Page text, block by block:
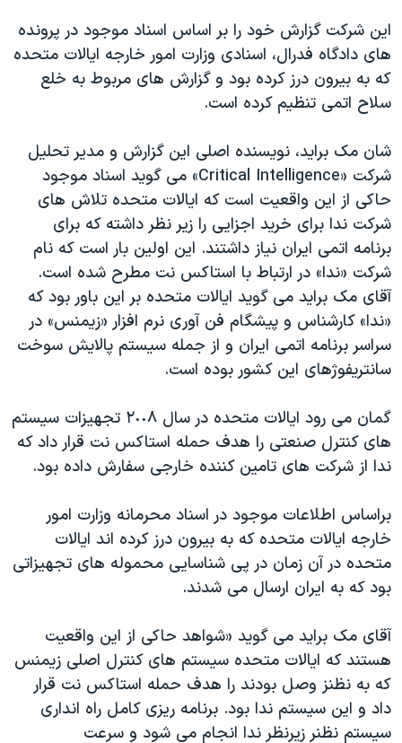
این شرکت گزارش خود را بر اساس اسناد موجود در پرونده
های دادگاه فدرال، اسنادی وزارت امور خارجه ایالات متحده
که به بیرون درز کرده بود و گزارش های مربوط به خلع
سلاح اتمی تنظیم کرده است.
شان مک براید، نویسنده اصلی این گزارش و مدیر تحلیل
شرکت «Critical Intelligence» می گوید اسناد موجود
حاکی از این واقعیت است که ایالات متحده تلاش های
شرکت ندا برای خرید اجزایی را زیر نظر داشته که برای
برنامه اتمی ایران نیاز داشتند. این اولین بار است که نام
شرکت «ندا» در ارتباط با استاکس نت مطرح شده است.
آقای مک براید می گوید ایالات متحده بر این باور بود که
«ندا» کارشناس و پیشگام فن آوری نرم افزار «زیمنس» در
سراسر برنامه اتمی ایران و از جمله سیستم پالایش سوخت
سانتریفوژهای این کشور بوده است.
گمان می رود ایالات متحده در سال ٢٠٠٨ تجهیزات سیستم
های کنترل صنعتی را هدف حمله استاکس نت قرار داد که
ندا از شرکت های تامین کننده خارجی سفارش داده بود.
براساس اطلاعات موجود در اسناد محرمانه وزارت امور
خارجه ایالات متحده که به بیرون درز کرده اند ایالات
متحده در آن زمان در پی شناسایی محموله های تجهیزاتی
بود که به ایران ارسال می شدند.
آقای مک براید می گوید «شواهد حاکی از این واقعیت
هستند که ایالات متحده سیستم های کنترل اصلی زیمنس
که به نظنز وصل بودند را هدف حمله استاکس نت قرار
داد و این سیستم ندا بود. برنامه ریزی کامل راه انداری
سیستم نظنر زیرنظر ندا انجام می شود و سرعت